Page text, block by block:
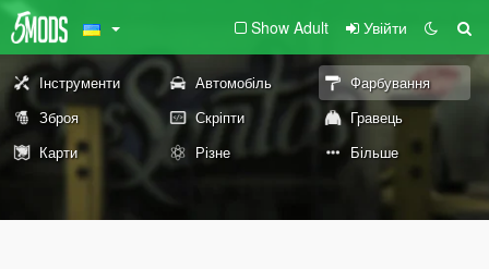
Show Adult Увійти
Інструменти Автомобіль
Фарбування
Зброя
Скріпти
Гравець
Карти
Різне Більше